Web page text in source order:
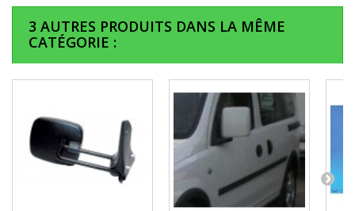
3 AUTRES PRODUITS DANS LA MÊME
CATÉGORIE :